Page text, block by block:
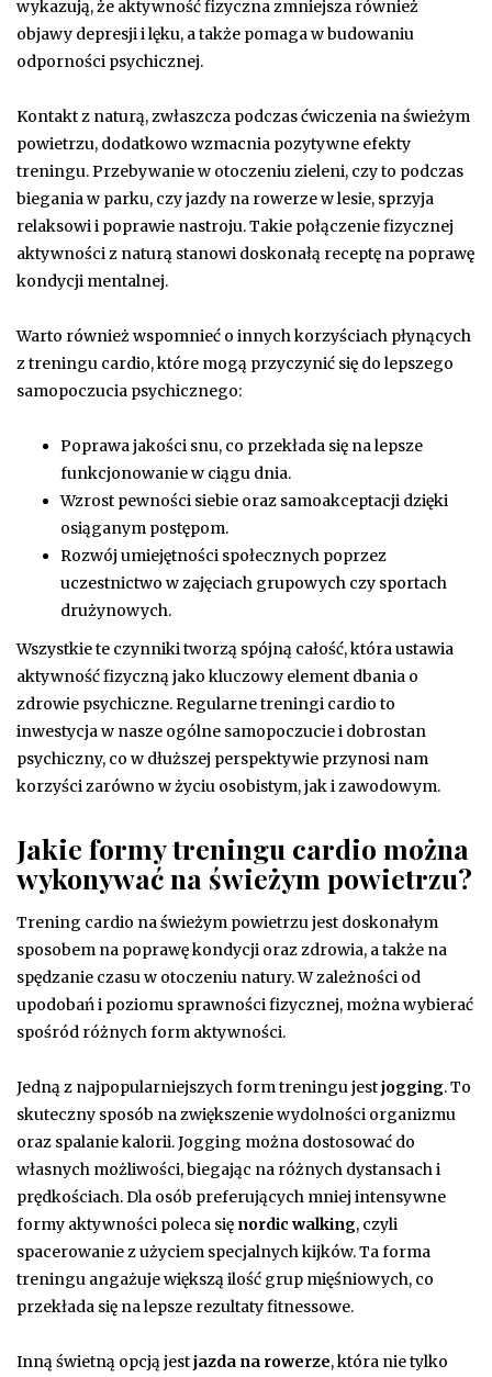
wykazują, że aktywność fizyczna zmniejsza również
objawy depresji i lęku, a także pomaga w budowaniu
odporności psychicznej.
Kontakt z naturą, zwłaszcza podczas ćwiczenia na świeżym
powietrzu, dodatkowo wzmacnia pozytywne efekty
treningu. Przebywanie w otoczeniu zieleni, czy to podczas
biegania w parku, czy jazdy na rowerze w lesie, sprzyja
relaksowi i poprawie nastroju. Takie połączenie fizycznej
aktywności z naturą stanowi doskonałą receptę na poprawę
kondycji mentalnej.
Warto również wspomnieć o innych korzyściach płynących
z treningu cardio, które mogą przyczynić się do lepszego
samopoczucia psychicznego:
Poprawa jakości snu, co przekłada się na lepsze
funkcjonowanie w ciągu dnia.
Wzrost pewności siebie oraz samoakceptacji dzięki
osiąganym postępom.
Rozwój umiejętności społecznych poprzez
uczestnictwo w zajęciach grupowych czy sportach
drużynowych.
Wszystkie te czynniki tworzą spójną całość, która ustawia
aktywność fizyczną jako kluczowy element dbania o
zdrowie psychiczne. Regularne treningi cardio to
inwestycja w nasze ogólne samopoczucie i dobrostan
psychiczny, co w dłuższej perspektywie przynosi nam
korzyści zarówno w życiu osobistym, jak i zawodowym.
Jakie formy treningu cardio można
wykonywać na świeżym powietrzu?
Trening cardio na świeżym powietrzu jest doskonałym
sposobem na poprawę kondycji oraz zdrowia, a także na
spędzanie czasu w otoczeniu natury. W zależności od
upodobań i poziomu sprawności fizycznej, można wybierać
spośród różnych form aktywności.
Jedną z najpopularniejszych form treningu jestjogging. To
skuteczny sposób na zwiększenie wydolności organizmu
oraz spalanie kalorii. Jogging można dostosować do
własnych możliwości, biegając na różnych dystansach i
prędkościach. Dla osób preferujących mniej intensywne
formy aktywności poleca się nordic walking, czyli
spacerowanie z użyciem specjalnych kijków. Ta forma
treningu angażuje większą ilość grup mięśniowych, co
przekłada się na lepsze rezultaty fitnessowe.
Inną świetną opcją jestjazda na rowerze, która nie tylko